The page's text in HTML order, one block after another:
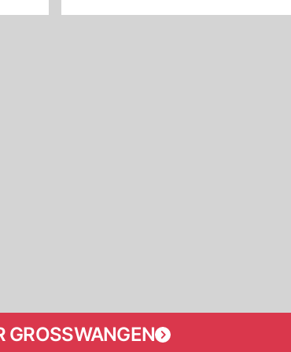
GROSSWANGEN